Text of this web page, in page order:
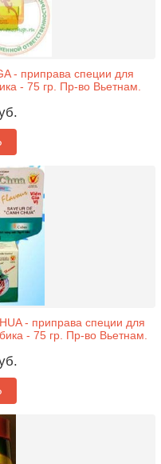
- приправа специи для
- 75 гр. Пр-во Вьетнам.
- приправа специи для
- 75 гр. Пр-во Вьетнам.